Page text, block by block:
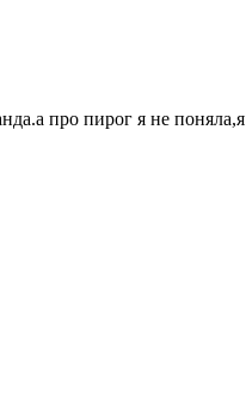
про пирог я не